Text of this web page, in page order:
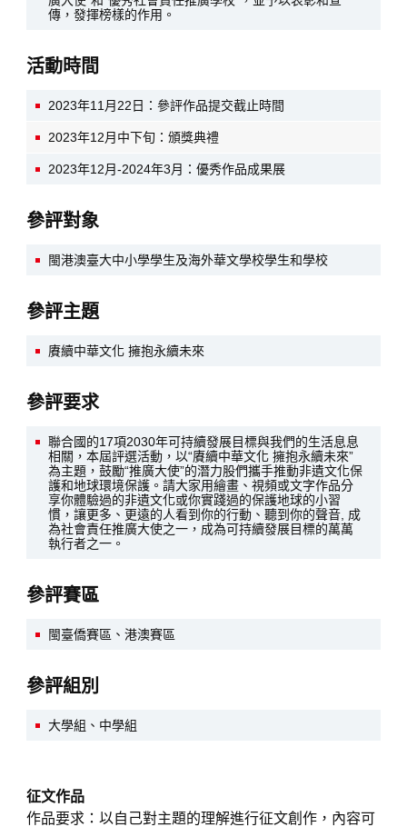
傳，發揮榜樣的作用。
活動時間
2023年11月22日：參評作品提交截止時間
2023年12月中下旬：頒獎典禮
2023年12月-2024年3月：優秀作品成果展
參評對象
閩港澳臺大中小學學生及海外華文學校學生和學校
參評主題
賡續中華文化 擁抱永續未來
參評要求
聯合國的17項2030年可持續發展目標與我們的生活息息
相關，本屆評選活動，以“賡續中華文化 擁抱永續未來”
為主題，鼓勵“推廣大使”的潛力股們攜手推動非遺文化保
護和地球環境保護。請大家用繪畫、視頻或文字作品分
享你體驗過的非遺文化或你實踐過的保護地球的小習
慣，讓更多、更遠的人看到你的行動、聽到你的聲音, 成
為社會責任推廣大使之一，成為可持續發展目標的萬萬
執行者之一。
參評賽區
閩臺僑賽區、港澳賽區
參評組別
大學組、中學組
征文作品
作品要求：以自己對主題的理解進行征文創作，內容可